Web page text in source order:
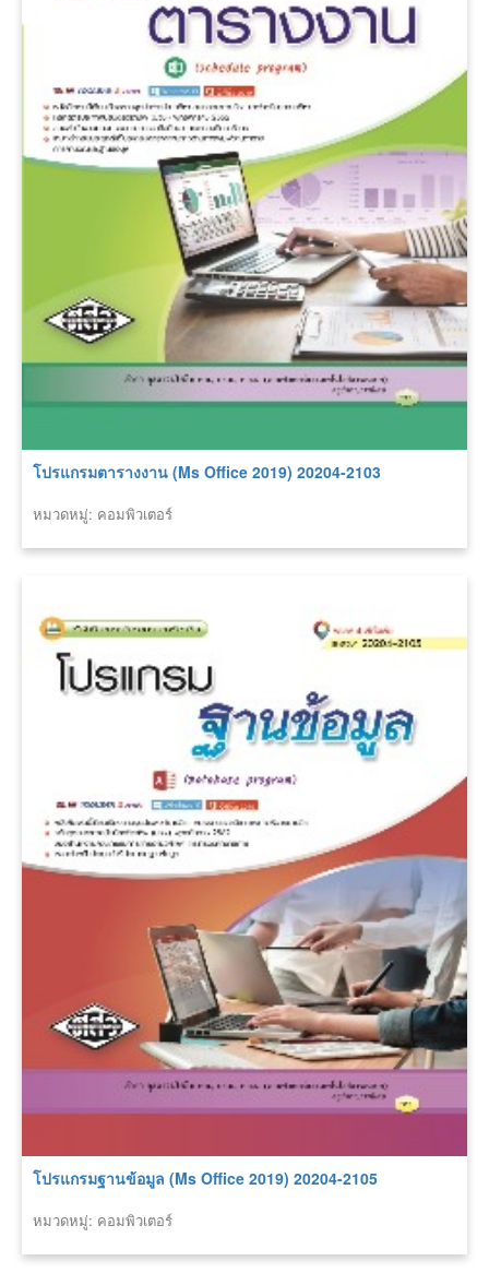
โปรแกรมตารางงาน (Ms Office 2019) 20204-2103
หมวดหมู่: คอมพิวเตอร์
โปรแกรมฐานข้อมูล (Ms Office 2019) 20204-2105
หมวดหมู่: คอมพิวเตอร์